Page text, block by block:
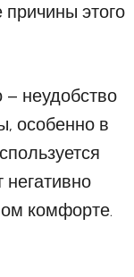
этого
– неудобство
особенно в
комфорте.